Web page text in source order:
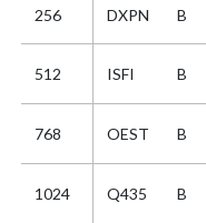
256 DXPN B
512 ISFI B
768 OEST B
1024 Q435 B